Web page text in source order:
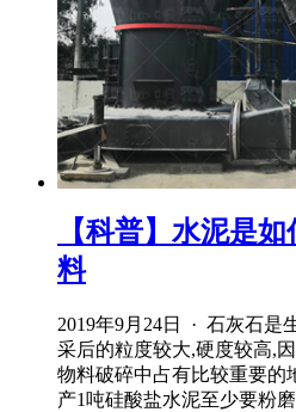
【科普】水泥是
料
2019年9月24日 · 石灰石是
采后的粒度较大,硬度较高,
物料破碎中占有比较重要的
产1吨硅酸盐水泥至少要粉